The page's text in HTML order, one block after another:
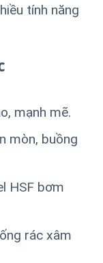
tính năng
mạnh mẽ.
mòn, buồng
HSF bơm
rác xâm